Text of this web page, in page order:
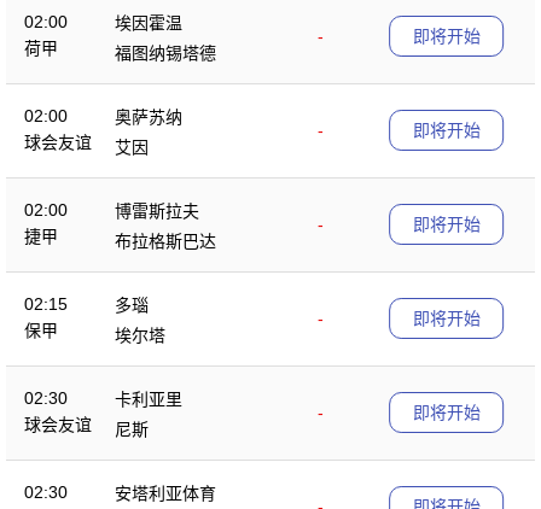
02:00
荷甲
埃因霍温
-
福图纳锡塔德
即将开始
02:00
球会友谊
奥萨苏纳
-
艾因
即将开始
02:00
捷甲
博雷斯拉夫
-
布拉格斯巴达
即将开始
02:15
保甲
多瑙
-
埃尔塔
即将开始
02:30
球会友谊
卡利亚里
-
尼斯
即将开始
02:30
安塔利亚体育